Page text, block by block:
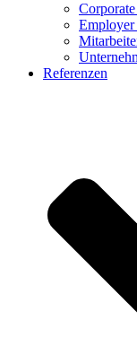
Referenzen